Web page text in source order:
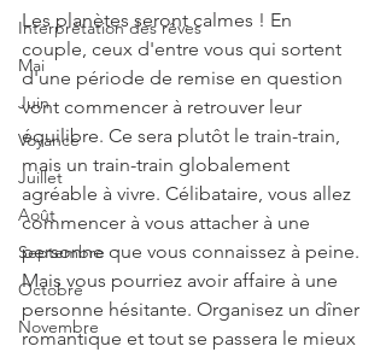
Interprétation des rêves
Mai
Juin
Voyance
Juillet
Août
Septembre
Octobre
Novembre
Les planètes seront calmes ! En
couple, ceux d'entre vous qui sortent
d'une période de remise en question
vont commencer à retrouver leur
équilibre. Ce sera plutôt le train-train,
mais un train-train globalement
agréable à vivre. Célibataire, vous allez
commencer à vous attacher à une
personne que vous connaissez à peine.
Mais vous pourriez avoir affaire à une
personne hésitante. Organisez un dîner
romantique et tout se passera le mieux